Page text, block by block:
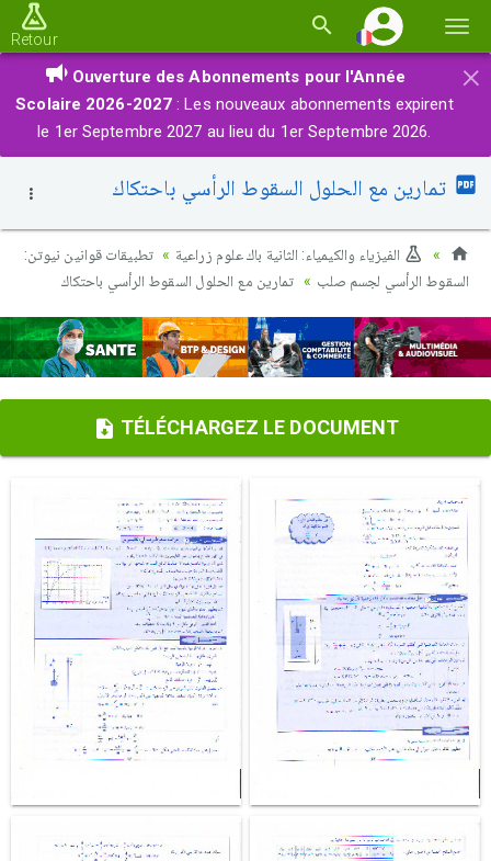
la
Retour
×
Ouverture des Abonnements pour l'Année
Scolaire 2026-2027 : Les nouveaux abonnements expirent
le 1er Septembre 2027 au lieu du 1er Septembre 2026.
تمارين مع الحلول السقوط الرأسي باحتكاك
الفيزياء والكيمياء: الثانية باك علوم زراعية
تطبيقات قوانين نيوتن:
السقوط الرأسي لجسم صلب
تمارين مع الحلول السقوط الرأسي باحتكاك
TÉLÉCHARGEZ LE DOCUMENT